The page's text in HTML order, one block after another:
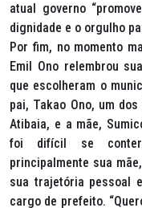
atual governo
dignidade e o orgulho
Por fim, no momento
Emil Ono relembrou
que escolheram o
pai, Takao Ono, um
Atibaia, e a mãe,
foi difícil se
principalmente sua
sua trajetória pessoal
cargo de prefeito.